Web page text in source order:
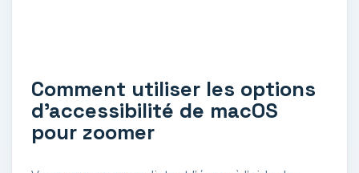
Comment utiliser les options
d’accessibilité de macOS
pour zoomer